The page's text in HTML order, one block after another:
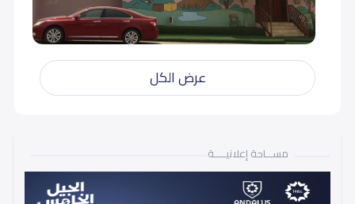
عرض الكل
مســـاحة إعلانيـــــة